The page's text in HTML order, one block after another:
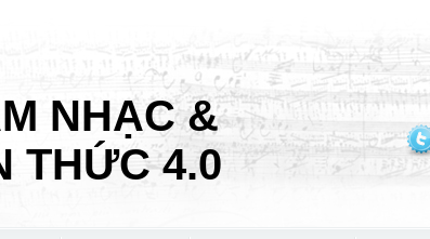
NHẠC &
THỨC 4.0